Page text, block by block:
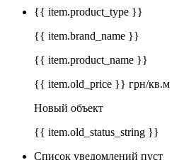
{{ item.product_type }}
{{ item.brand_name }}
{{ item.product_name }}
{{ item.old_price }} грн/кв.м
Новый объект
{{ item.old_status_string }}
Список уведомлений пуст